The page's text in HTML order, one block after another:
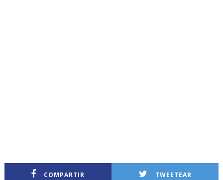
COMPARTIR TWEETEAR